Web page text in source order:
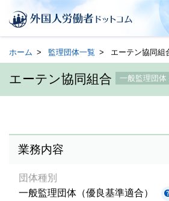
ホーム 監理団体一覧 エーテン協同組
エーテン協同組合 一般監理団体
業務内容
団体種別
一般監理団体（優良基準適合）